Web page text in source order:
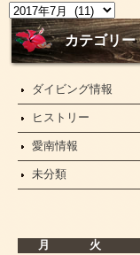
ニ
ュ
ー
カテゴリー
ダイビング情報
ヒストリー
愛南情報
未分類
月
火